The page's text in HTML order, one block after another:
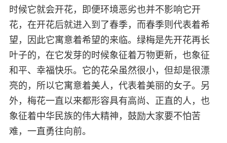
时候它就会开花，即便环境恶劣也并不影响它开
花，在开花后就进入到了春季，而春季则代表着希
望，因此它寓意着希望的来临。绿梅是先开花再长
叶子的，在它发芽的时候象征着万物更新，也象征
和平、幸福快乐。它的花朵虽然很小，但却是很漂
亮的，所以它寓意着美人，代表着美丽的女子。另
外，梅花一直以来都形容具有高尚、正直的人，也
象征着中华民族的伟大精神，鼓励大家要不怕苦
难，一直勇往向前。